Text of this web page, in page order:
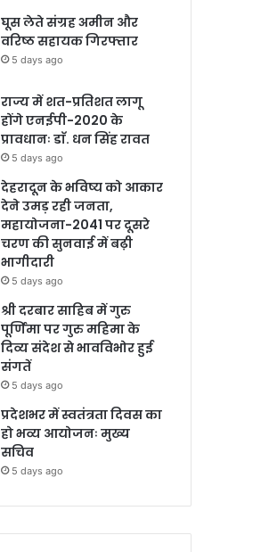
घूस लेते संग्रह अमीन और
वरिष्ठ सहायक गिरफ्तार
5 days ago
राज्य में शत-प्रतिशत लागू
होंगे एनईपी-2020 के
प्रावधानः डाॅ. धन सिंह रावत
5 days ago
देहरादून के भविष्य को आकार
देने उमड़ रही जनता,
महायोजना-2041 पर दूसरे
चरण की सुनवाई में बढ़ी
भागीदारी
5 days ago
श्री दरबार साहिब में गुरु
पूर्णिमा पर गुरु महिमा के
दिव्य संदेश से भावविभोर हुई
संगतें
5 days ago
प्रदेशभर में स्वतंत्रता दिवस का
हो भव्य आयोजनः मुख्य
सचिव
5 days ago